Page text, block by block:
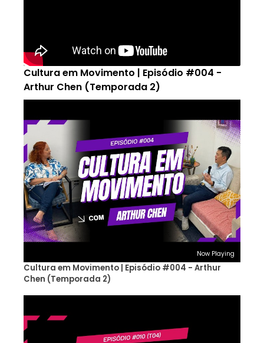
Cultura em Movimento | Episódio #004 -
Arthur Chen (Temporada 2)
Now Playing
Cultura em Movimento | Episódio #004 - Arthur
Chen (Temporada 2)